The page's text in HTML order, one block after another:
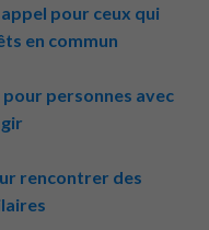
pour ceux qui
en commun
personnes avec
rencontrer des